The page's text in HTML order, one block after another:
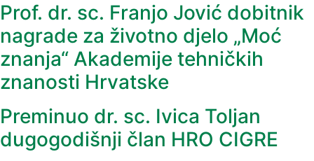
Prof. dr. sc. Franjo Jović dobitnik
nagrade za životno djelo „Moć
znanja“ Akademije tehničkih
znanosti Hrvatske
Preminuo dr. sc. Ivica Toljan
dugogodišnji član HRO CIGRE